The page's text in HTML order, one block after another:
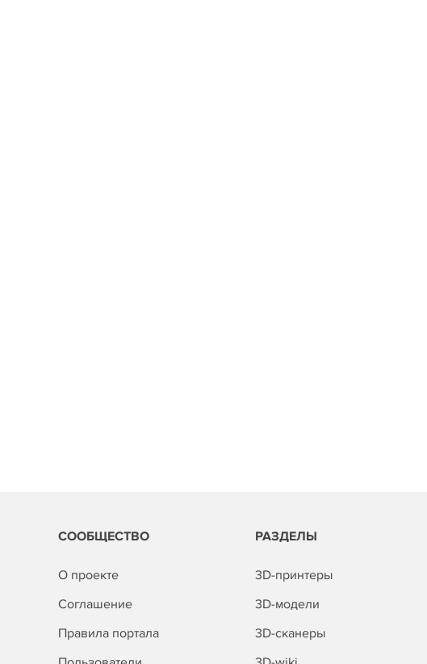
СООБЩЕСТВО
О проекте
Соглашение
Правила портала
РАЗДЕЛЫ
3D-принтеры
3D-модели
3D-сканеры